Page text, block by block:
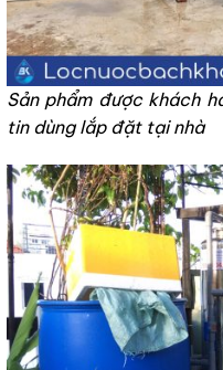
Sản phẩm được khách
tin dùng lắp đặt tại nhà